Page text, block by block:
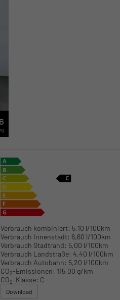
Verbrauch kombiniert: 5,10 l/100km
Verbrauch Innenstadt: 6,60 l/100km
Verbrauch Stadtrand: 5,00 l/100km
Verbrauch Landstraße: 4,40 l/100km
Verbrauch Autobahn: 5,20 l/100km
CO2-Emissionen: 115,00 g/km
CO2-Klasse: C
Download